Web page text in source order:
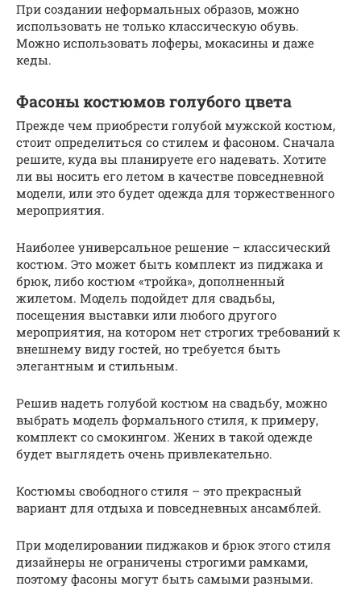
При создании неформальных образов, можно
использовать не только классическую обувь.
Можно использовать лоферы, мокасины и даже
кеды.
Фасоны костюмов голубого цвета
Прежде чем приобрести голубой мужской костюм,
стоит определиться со стилем и фасоном. Сначала
решите, куда вы планируете его надевать. Хотите
ли вы носить его летом в качестве повседневной
модели, или это будет одежда для торжественного
мероприятия.
Наиболее универсальное решение – классический
костюм. Это может быть комплект из пиджака и
брюк, либо костюм «тройка», дополненный
жилетом. Модель подойдет для свадьбы,
посещения выставки или любого другого
мероприятия, на котором нет строгих требований к
внешнему виду гостей, но требуется быть
элегантным и стильным.
Решив надеть голубой костюм на свадьбу, можно
выбрать модель формального стиля, к примеру,
комплект со смокингом. Жених в такой одежде
будет выглядеть очень привлекательно.
Костюмы свободного стиля – это прекрасный
вариант для отдыха и повседневных ансамблей.
При моделировании пиджаков и брюк этого стиля
дизайнеры не ограничены строгими рамками,
поэтому фасоны могут быть самыми разными.